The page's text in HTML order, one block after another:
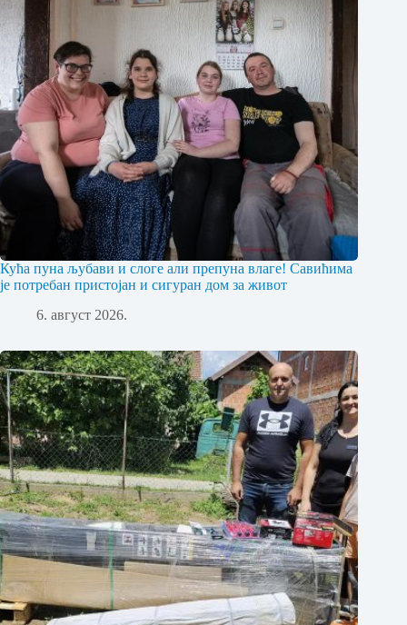
Кућа пуна љубави и слоге али препуна влаге! Савићима
је потребан пристојан и сигуран дом за живот
6. август 2026.